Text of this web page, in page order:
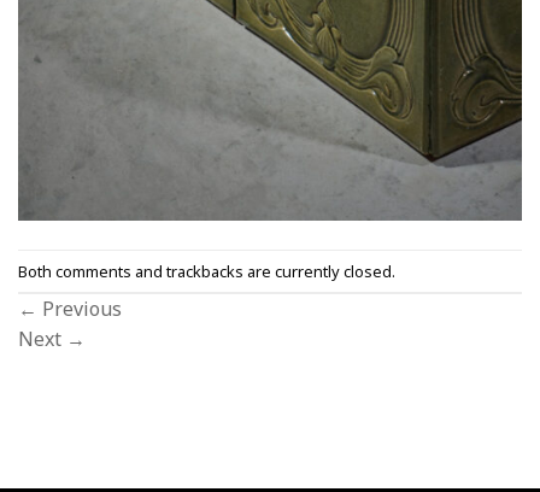
Both comments and trackbacks are currently closed.
← Previous
Next →